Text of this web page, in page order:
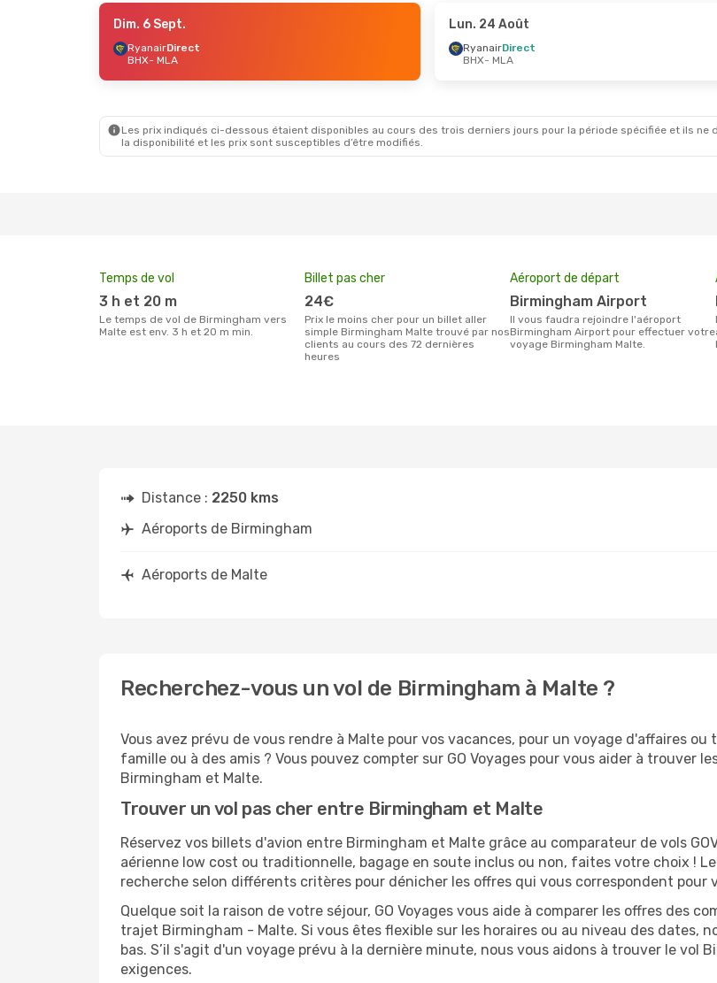
- Dim. 13 Sept. - Lun. 26 Oct.
- Sam. 29 Août
Dim. 6 Sept.
RyanairDirect
BHX- MLA
Lun. 24 Août
RyanairDirect
BHX- MLA
Les prix indiqués ci-dessous étaient disponibles au cours des trois derniers jours pour la période spécifiée et ils
la disponibilité et les prix sont susceptibles d’être modifiés.
Temps de vol
3 h et 20 m
Le temps de vol de Birmingham vers
Malte est env. 3 h et 20 m min.
Billet pas cher
24€
Prix le moins cher pour un billet aller
simple Birmingham Malte trouvé par nos
clients au cours des 72 dernières
heures
Aéroport de départ
Birmingham Airport
Il vous faudra rejoindre l'aéroport
Birmingham Airport pour effectuer votre
voyage Birmingham Malte.
Les
Distance : 2250 kms
Aéroports de Birmingham
Aéroports de Malte
Recherchez-vous un vol de Birmingham à Malte ?
Vous avez prévu de vous rendre à Malte pour vos vacances, pour un voyage d'affaires
famille ou à des amis ? Vous pouvez compter sur GO Voyages pour vous aider à trouver
Birmingham et Malte.
Trouver un vol pas cher entre Birmingham et Malte
Réservez vos billets d'avion entre Birmingham et Malte grâce au comparateur de vols
aérienne low cost ou traditionnelle, bagage en soute inclus ou non, faites votre choix !
recherche selon différents critères pour dénicher les offres qui vous correspondent pour
Quelque soit la raison de votre séjour, GO Voyages vous aide à comparer les offres des
trajet Birmingham - Malte. Si vous êtes flexible sur les horaires ou au niveau des dates,
bas. S’il s'agit d'un voyage prévu à la dernière minute, nous vous aidons à trouver le vol
exigences.